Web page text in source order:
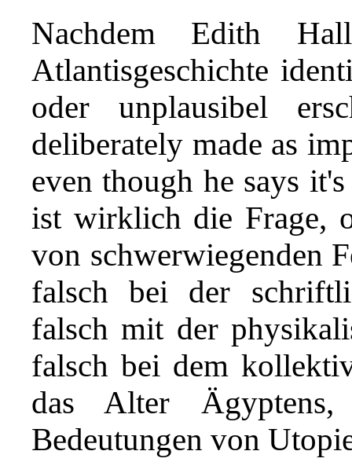
Nachdem Edith
Atlantisgeschichte
oder unplausibel
deliberately made as
even though he says
ist wirklich die Frage,
von schwerwiegenden
falsch bei der
falsch mit der
falsch bei dem
das Alter
Bedeutungen von